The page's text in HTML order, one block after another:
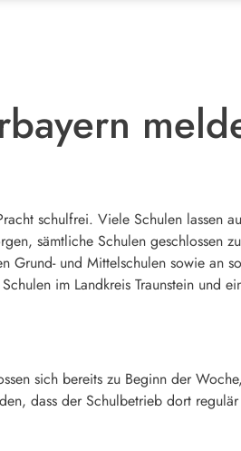
schulfrei. Viele Schulen lassen
sämtliche Schulen geschlossen
und Mittelschulen sowie an
im Landkreis Traunstein und
sich bereits zu Beginn der
dass der Schulbetrieb dort